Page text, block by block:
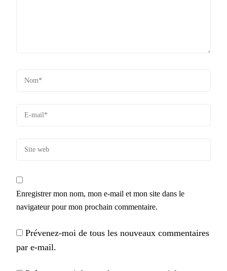
Enregistrer mon nom, mon e-mail et mon site dans le
navigateur pour mon prochain commentaire.
Prévenez-moi de tous les nouveaux commentaires
par e-mail.